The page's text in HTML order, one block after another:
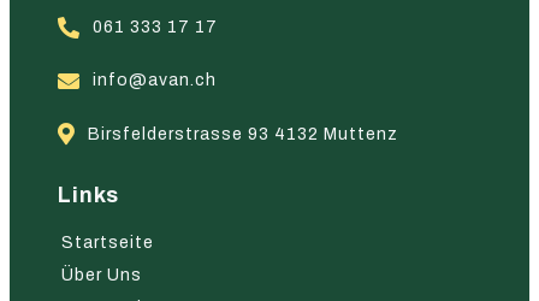
061 333 17 17
info@avan.ch
Birsfelderstrasse 93 4132 Muttenz
Links
Startseite
Über Uns